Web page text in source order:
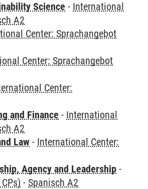
Science - International
A2
Center: Sprachangebot
Center: Sprachangebot
Center:
and Finance - International
A2
Law - International Center:
Agency and Leadership -
- Spanisch A2